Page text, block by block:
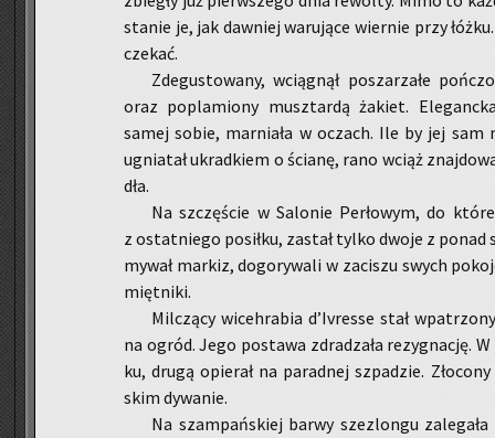
sta­nie je, jak daw­niej wa­ru­ją­ce wier­nie przy
cze­kać.
Zde­gu­sto­wa­ny, wcią­gnął po­sza­rza­łe
oraz po­pla­mio­ny musz­tar­dą ża­kiet.
samej sobie, mar­nia­ła w oczach. Ile by jej sam
ugnia­tał ukrad­kiem o ścia­nę, rano wciąż
dła.
Na szczę­ście w Sa­lo­nie Per­ło­wym, do
z ostat­nie­go po­sił­ku, za­stał tylko dwoje z
my­wał mar­kiz, do­go­ry­wa­li w za­ci­szu swych
mięt­ni­ki.
Mil­czą­cy wi­ceh­ra­bia d’Ivres­se stał
na ogród. Jego po­sta­wa zdra­dza­ła re­zy­gna­cję.
ku, drugą opie­rał na pa­rad­nej szpa­dzie.
skim dy­wa­nie.
Na szam­pań­skiej barwy szez­lon­gu